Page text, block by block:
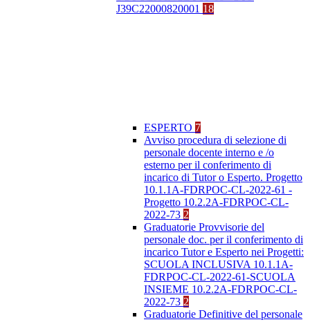
J39C22000820001 18
ESPERTO 7
Avviso procedura di selezione di
personale docente interno e /o
esterno per il conferimento di
incarico di Tutor o Esperto. Progetto
10.1.1A-FDRPOC-CL-2022-61 -
Progetto 10.2.2A-FDRPOC-CL-
2022-73 2
Graduatorie Provvisorie del
personale doc. per il conferimento di
incarico Tutor e Esperto nei Progetti:
SCUOLA INCLUSIVA 10.1.1A-
FDRPOC-CL-2022-61-SCUOLA
INSIEME 10.2.2A-FDRPOC-CL-
2022-73 2
Graduatorie Definitive del personale